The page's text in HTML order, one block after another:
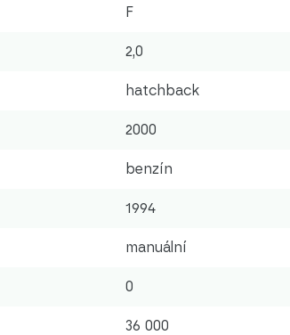
F
2,0
hatchback
2000
benzín
1994
manuální
0
36 000